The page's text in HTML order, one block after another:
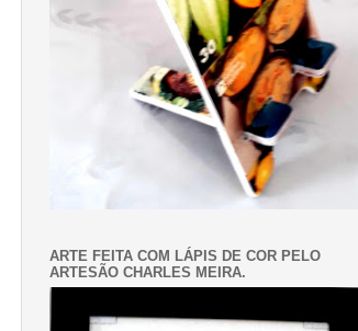
ARTE FEITA COM LÁPIS DE COR PELO
ARTESÃO CHARLES MEIRA.